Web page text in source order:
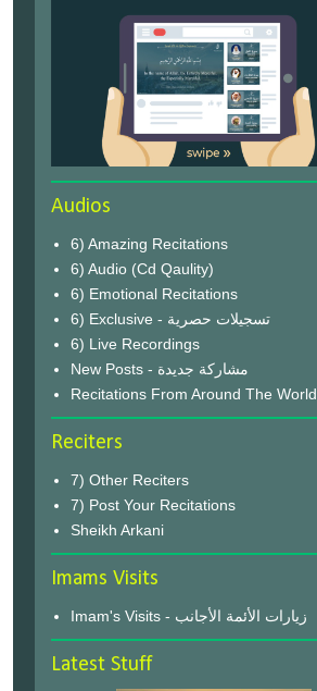
Audios
6) Amazing Recitations
6) Audio (Cd Qaulity)
6) Emotional Recitations
6) Exclusive - تسجيلات حصرية
6) Live Recordings
New Posts - مشاركة جديدة
Recitations From Around The World
Reciters
7) Other Reciters
7) Post Your Recitations
Sheikh Arkani
Imams Visits
Imam's Visits - زيارات الأئمة الأجانب
Latest Stuff